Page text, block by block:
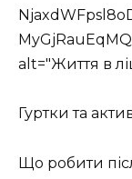
alt="Життя в
Гуртки та
Що робити